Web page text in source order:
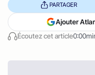
Écoutez cet article
PARTAGER
Ajouter